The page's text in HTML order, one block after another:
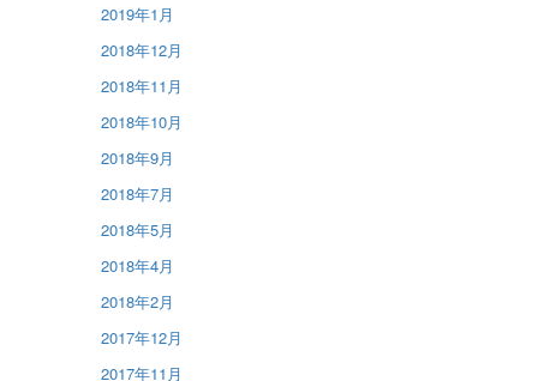
2019年1月
2018年12月
2018年11月
2018年10月
2018年9月
2018年7月
2018年5月
2018年4月
2018年2月
2017年12月
2017年11月